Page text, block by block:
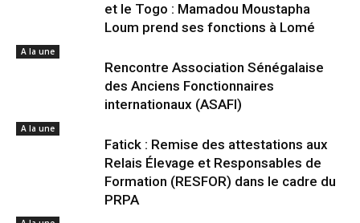
et le Togo : Mamadou Moustapha
Loum prend ses fonctions à Lomé
A la une
Rencontre Association Sénégalaise
des Anciens Fonctionnaires
internationaux (ASAFI)
A la une
Fatick : Remise des attestations aux
Relais Élevage et Responsables de
Formation (RESFOR) dans le cadre du
PRPA